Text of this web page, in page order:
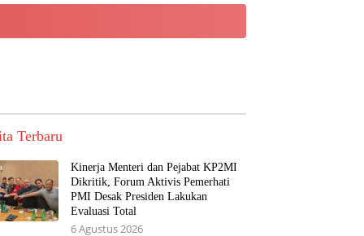
Terbaru
Kinerja Menteri dan Pejabat KP2MI
Dikritik, Forum Aktivis Pemerhati
PMI Desak Presiden Lakukan
Evaluasi Total
6 Agustus 2026